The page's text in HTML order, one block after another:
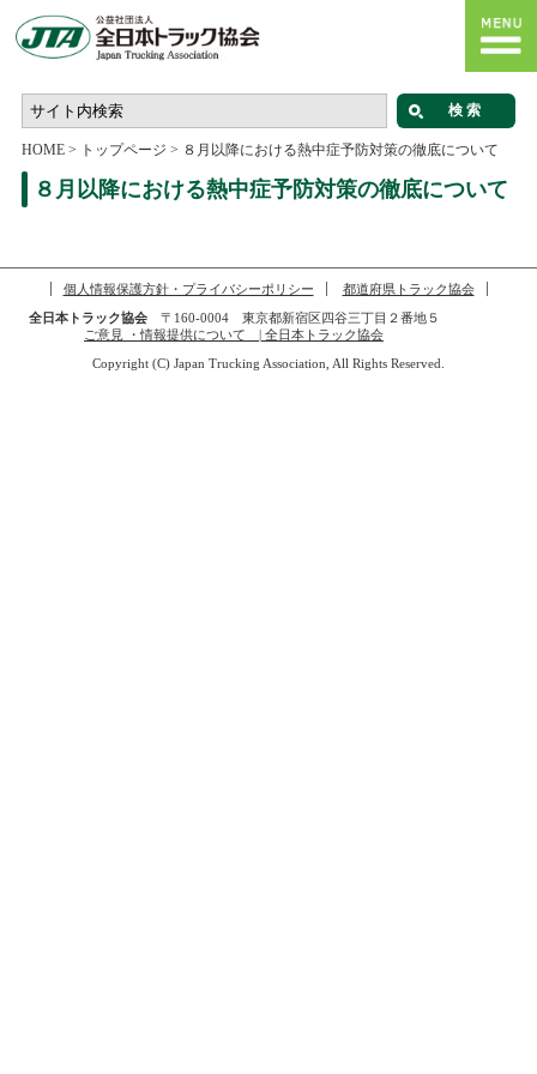
HOME> トップページ > ８月以降における熱中症予防対策の徹底について
８月以降における熱中症予防対策の徹底について
個人情報保護方針・プライバシーポリシー
都道府県トラック協会
全日本トラック協会〒160-0004 東京都新宿区四谷三丁目２番地５
ご意見 ・情報提供について | 全日本トラック協会
Copyright (C) Japan Trucking Association, All Rights Reserved.